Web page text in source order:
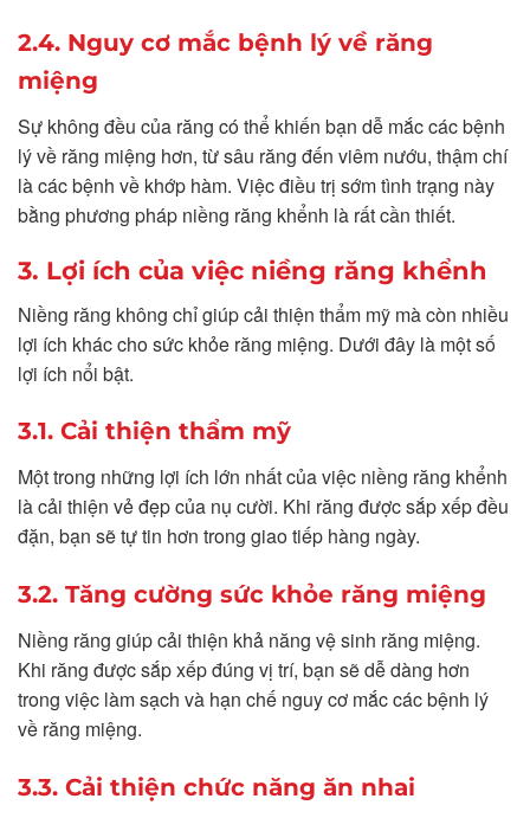
2.4. Nguy cơ mắc bệnh lý về răng
miệng
Sự không đều của răng có thể khiến bạn dễ mắc các bệnh
lý về răng miệng hơn, từ sâu răng đến viêm nướu, thậm chí
là các bệnh về khớp hàm. Việc điều trị sớm tình trạng này
bằng phương pháp niềng răng khểnh là rất cần thiết.
3. Lợi ích của việc niềng răng khểnh
Niềng răng không chỉ giúp cải thiện thẩm mỹ mà còn nhiều
lợi ích khác cho sức khỏe răng miệng. Dưới đây là một số
lợi ích nổi bật.
3.1. Cải thiện thẩm mỹ
Một trong những lợi ích lớn nhất của việc niềng răng khểnh
là cải thiện vẻ đẹp của nụ cười. Khi răng được sắp xếp đều
đặn, bạn sẽ tự tin hơn trong giao tiếp hàng ngày.
3.2. Tăng cường sức khỏe răng miệng
Niềng răng giúp cải thiện khả năng vệ sinh răng miệng.
Khi răng được sắp xếp đúng vị trí, bạn sẽ dễ dàng hơn
trong việc làm sạch và hạn chế nguy cơ mắc các bệnh lý
về răng miệng.
3.3. Cải thiện chức năng ăn nhai